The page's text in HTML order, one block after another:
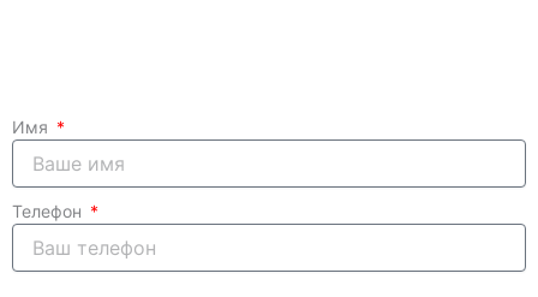
Имя
Телефон